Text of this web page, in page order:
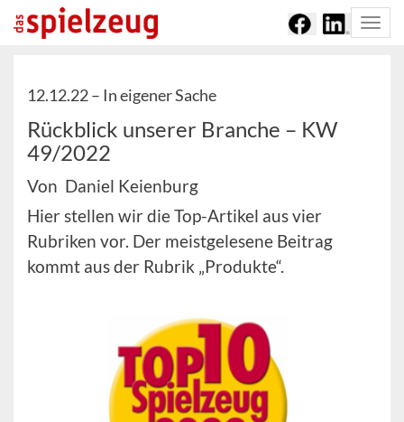
12.12.22 – In eigener Sache
Rückblick unserer Branche – KW
49/2022
Von Daniel Keienburg
Hier stellen wir die Top-Artikel aus vier
Rubriken vor. Der meistgelesene Beitrag
kommt aus der Rubrik „Produkte“.